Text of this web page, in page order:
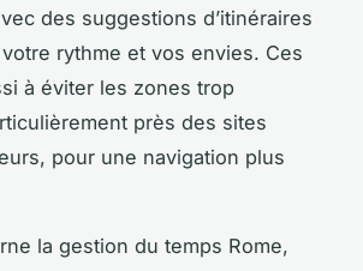
des suggestions d’itinéraires
rythme et vos envies. Ces
à éviter les zones trop
près des sites
pour une navigation plus
la gestion du temps Rome,